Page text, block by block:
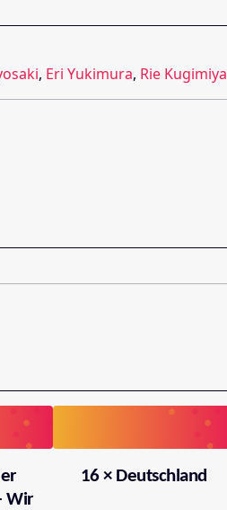
, Eri Yukimura, Rie Kugimiya
Wir
16 × Deutschland